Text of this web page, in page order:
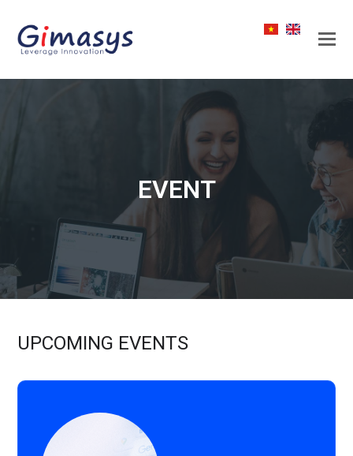
EVENT
UPCOMING EVENTS